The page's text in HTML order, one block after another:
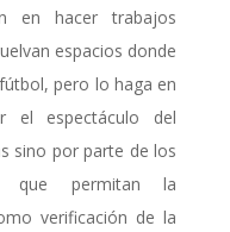
en hacer trabajos
espacios donde
pero lo haga en
el espectáculo del
sino por parte de los
que permitan la
verificación de la